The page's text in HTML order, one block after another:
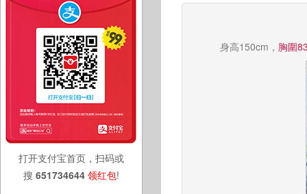
打开支付宝首页，扫码或
搜 651734644 领红包!
身高150cm， 胸圍